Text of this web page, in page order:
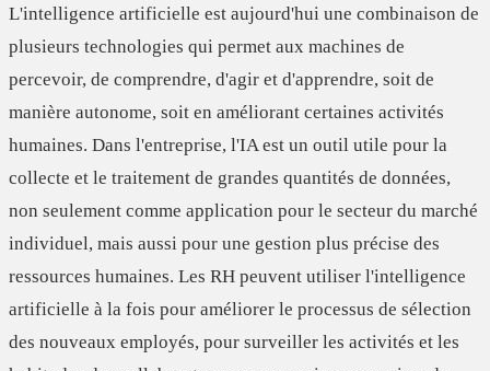
L'intelligence artificielle est aujourd'hui une combinaison de
plusieurs technologies qui permet aux machines de
percevoir, de comprendre, d'agir et d'apprendre, soit de
manière autonome, soit en améliorant certaines activités
humaines. Dans l'entreprise, l'IA est un outil utile pour la
collecte et le traitement de grandes quantités de données,
non seulement comme application pour le secteur du marché
individuel, mais aussi pour une gestion plus précise des
ressources humaines. Les RH peuvent utiliser l'intelligence
artificielle à la fois pour améliorer le processus de sélection
des nouveaux employés, pour surveiller les activités et les